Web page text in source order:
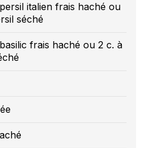
italien frais haché ou
séché
frais haché ou 2 c. à